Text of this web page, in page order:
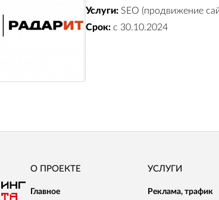
Услуги: SEO (продвижение
Срок: с 30.10.2024
О ПРОЕКТЕ
Главное
УСЛУГИ
Реклама, трафик